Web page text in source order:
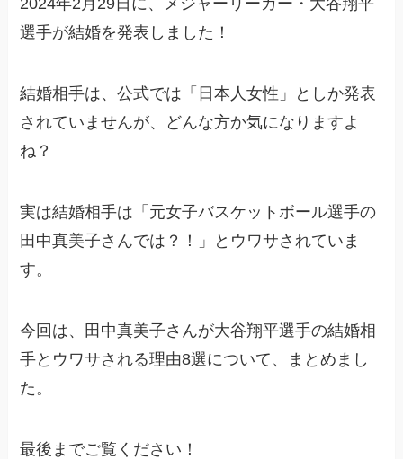
2024年2月29日に、メジャーリーガー・大谷翔平
選手が結婚を発表しました！
結婚相手は、公式では「日本人女性」としか発表
されていませんが、どんな方か気になりますよ
ね？
実は結婚相手は「元女子バスケットボール選手の
田中真美子さんでは？！」とウワサされていま
す。
今回は、田中真美子さんが大谷翔平選手の結婚相
手とウワサされる理由8選について、まとめまし
た。
最後までご覧ください！